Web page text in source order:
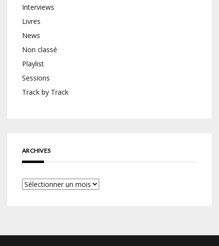
Interviews
Livres
News
Non classé
Playlist
Sessions
Track by Track
ARCHIVES
Archives